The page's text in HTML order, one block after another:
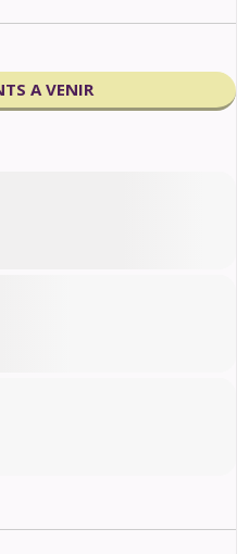
A VENIR